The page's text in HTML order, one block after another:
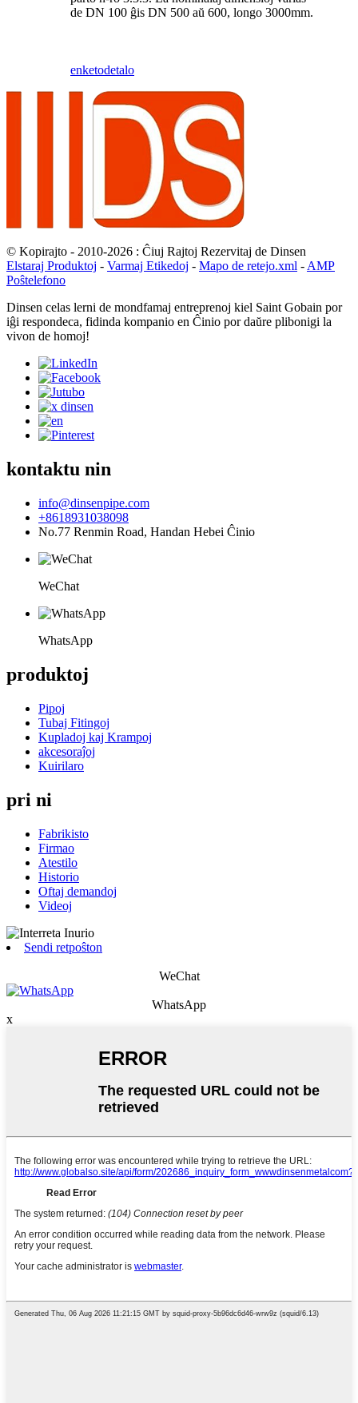
de DN 100 ĝis DN 500 aŭ 600, longo 3000mm.
enketodetalo
© Kopirajto - 2010-2026 : Ĉiuj Rajtoj Rezervitaj de Dinsen
Elstaraj Produktoj - Varmaj Etikedoj - Mapo de retejo.xml -AMP
Poŝtelefono
Dinsen celas lerni de mondfamaj entreprenoj kiel Saint Gobain por
iĝi respondeca, fidinda kompanio en Ĉinio por daŭre plibonigi la
vivon de homoj!
kontaktu nin
info@dinsenpipe.com
+8618931038098
No.77 Renmin Road, Handan Hebei Ĉinio
WeChat
WhatsApp
produktoj
Pipoj
Tubaj Fitingoj
Kupladoj kaj Krampoj
akcesoraĵoj
Kuirilaro
pri ni
Fabrikisto
Firmao
Atestilo
Historio
Oftaj demandoj
Videoj
Sendi retpoŝton
WeChat
WhatsApp
x